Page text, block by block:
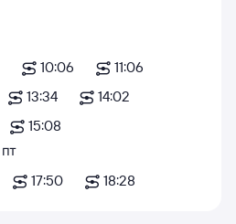
10:06
11:06
13:34
14:02
15:08
пт
17:50
18:28